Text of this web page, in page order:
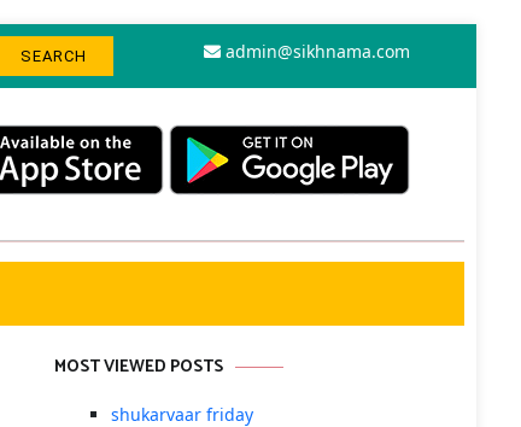
admin@sikhnama.com
MOST VIEWED POSTS
shukarvaar friday